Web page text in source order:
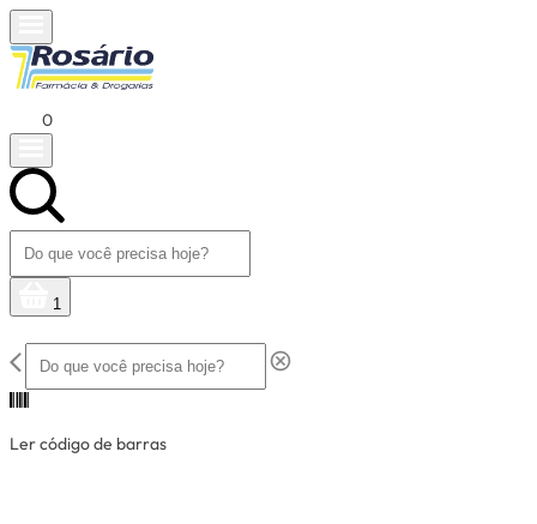
0
1
Ler código de barras